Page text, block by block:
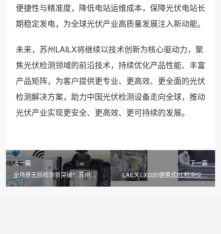
便捷性与精准度，降低电站运维成本，保障光伏电站长
期稳定发电，为全球光伏产业高质量发展注入新动能。
未来，苏州LAILX将继续以技术创新为核心驱动力，聚
焦光伏检测领域的前沿技术，持续优化产品性能、丰富
产品矩阵，为客户提供更专业、更高效、更全面的光伏
检测解决方案，助力中国光伏检测设备走向全球，推动
光伏产业实现更安全、更高效、更可持续的发展。
上一篇
全场景无损检测新突破！苏州
LAILX LXG30 便携式 EL 检测仪适
下一篇
LAILX LXG30便携式EL检测仪：
六大核心技术，解锁光伏检测高精